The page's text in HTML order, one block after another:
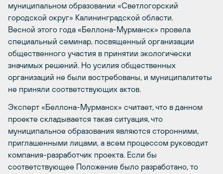
муниципальном образовании «Светлогорский
городской округ» Калининградской области.
Весной этого года «Беллона-Мурманск» провела
специальный семинар, посвященный организации
общественного участия в принятии экологически
значимых решений. Но усилия общественных
организаций не были востребованы, и муниципалитеты
не приняли соответствующих актов.
Эксперт «Беллона-Мурманск» считает, что в данном
проекте складывается такая ситуация, что
муниципальное образования являются сторонними,
приглашенными лицами, а всем процессом руководит
компания-разработчик проекта. Если бы
соответствующее Положение было разработано, то